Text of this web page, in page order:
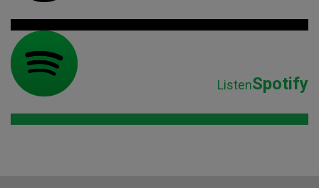
ListenSpotify